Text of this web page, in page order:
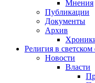
Мнения
Публикации
Документы
Архив
Религия в
Новости
Власти